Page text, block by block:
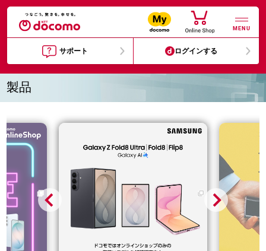
MENU
サポート ログインする
製品